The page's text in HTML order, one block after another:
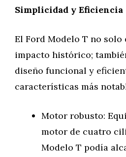
Simplicidad y Eficiencia
El Ford Modelo T no solo
impacto histórico;
diseño funcional y
características más
Motor robusto:
motor de cuatro
Modelo T podía